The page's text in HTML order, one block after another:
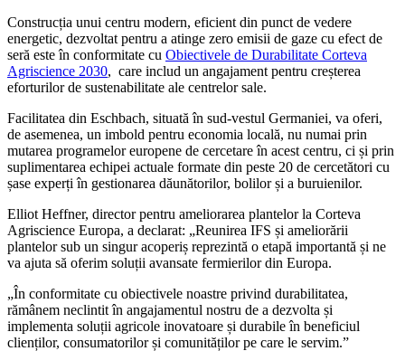
Construcția unui centru modern, eficient din punct de vedere
energetic, dezvoltat pentru a atinge zero emisii de gaze cu efect de
seră este în conformitate cu Obiectivele de Durabilitate Corteva
Agriscience 2030, care includ un angajament pentru creșterea
eforturilor de sustenabilitate ale centrelor sale.
Facilitatea din Eschbach, situată în sud-vestul Germaniei, va oferi,
de asemenea, un imbold pentru economia locală, nu numai prin
mutarea programelor europene de cercetare în acest centru, ci și prin
suplimentarea echipei actuale formate din peste 20 de cercetători cu
șase experți în gestionarea dăunătorilor, bolilor și a buruienilor.
Elliot Heffner, director pentru ameliorarea plantelor la Corteva
Agriscience Europa, a declarat: „Reunirea IFS și ameliorării
plantelor sub un singur acoperiș reprezintă o etapă importantă și ne
va ajuta să oferim soluții avansate fermierilor din Europa.
„În conformitate cu obiectivele noastre privind durabilitatea,
rămânem neclintit în angajamentul nostru de a dezvolta și
implementa soluții agricole inovatoare și durabile în beneficiul
clienților, consumatorilor și comunităților pe care le servim.”